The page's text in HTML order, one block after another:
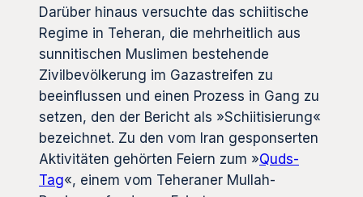
Darüber hinaus versuchte das schiitische
Regime in Teheran, die mehrheitlich aus
sunnitischen Muslimen bestehende
Zivilbevölkerung im Gazastreifen zu
beeinflussen und einen Prozess in Gang zu
setzen, den der Bericht als »Schiitisierung«
bezeichnet. Zu den vom Iran gesponserten
Aktivitäten gehörten Feiern zum »Quds-
Tag«, einem vom Teheraner Mullah-